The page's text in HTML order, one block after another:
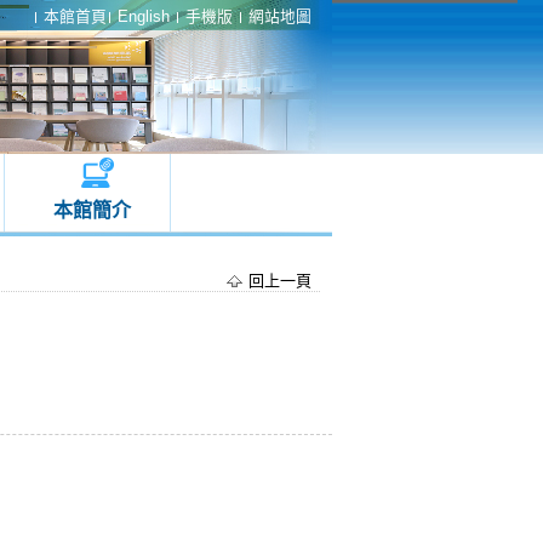
本館首頁 English 手機版 網站地圖
本館簡介
回上一頁